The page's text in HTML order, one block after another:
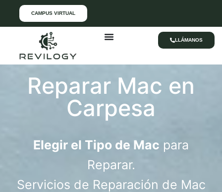
CAMPUS VIRTUAL
LLÁMANOS
Reparar Mac en
Carpesa
Elegir el Tipo de Mac para
Reparar.
Servicios de Reparación de Mac